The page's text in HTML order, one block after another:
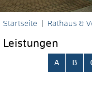
Startseite Rathaus &
Leistungen
Alphabetisches
A B